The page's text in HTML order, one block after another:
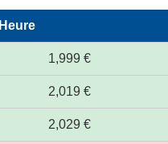
Heure
1,999 €
2,019 €
2,029 €